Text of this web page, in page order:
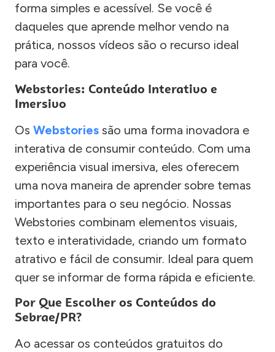
forma simples e acessível. Se você é
daqueles que aprende melhor vendo na
prática, nossos vídeos são o recurso ideal
para você.
Webstories: Conteúdo Interativo e
Imersivo
Os Webstories são uma forma inovadora e
interativa de consumir conteúdo. Com uma
experiência visual imersiva, eles oferecem
uma nova maneira de aprender sobre temas
importantes para o seu negócio. Nossas
Webstories combinam elementos visuais,
texto e interatividade, criando um formato
atrativo e fácil de consumir. Ideal para quem
quer se informar de forma rápida e eficiente.
Por Que Escolher os Conteúdos do
Sebrae/PR?
Ao acessar os conteúdos gratuitos do